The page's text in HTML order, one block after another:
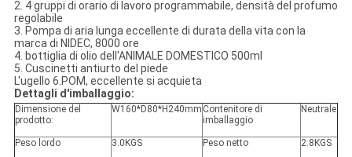
2. 4 gruppi di orario di lavoro programmabile, densità del profumo
regolabile
3. Pompa di aria lunga eccellente di durata della vita con la
marca di NIDEC, 8000 ore
4. bottiglia di olio dell'ANIMALE DOMESTICO 500ml
5. Cuscinetti antiurto del piede
L'ugello 6.POM, eccellente si acquieta
Dettagli d'imballaggio:
Dimensione del
prodotto:
W160*D80*H240mm Contenitore di
imballaggio
Neutrale
Peso lordo 3.0KGS Peso netto 2.8KGS